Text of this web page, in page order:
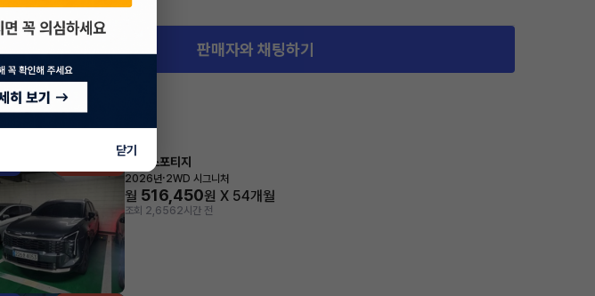
인천 남동구 구월동
판매자와 채팅하기
기아 스포티지
2026년·2WD 시그니처
월 516,450원 X 54개월
조회 2,6562시간 전
닫기